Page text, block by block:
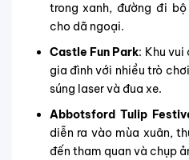
trong xanh, đường đi
cho dã ngoại.
Castle Fun Park: Khu
gia đình với nhiều trò
súng laser và đua xe.
Abbotsford Tulip
diễn ra vào mùa xuân,
đến tham quan và chụp